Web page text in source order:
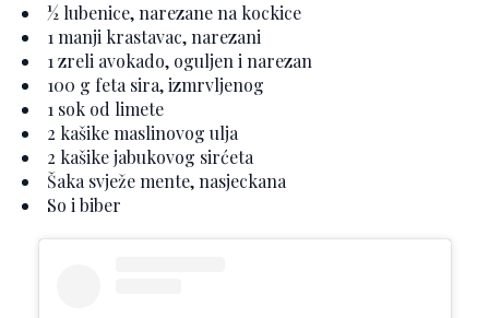
½ lubenice, narezane na kockice
1 manji krastavac, narezani
1 zreli avokado, oguljen i narezan
100 g feta sira, izmrvljenog
1 sok od limete
2 kašike maslinovog ulja
2 kašike jabukovog sirćeta
Šaka svježe mente, nasjeckana
So i biber